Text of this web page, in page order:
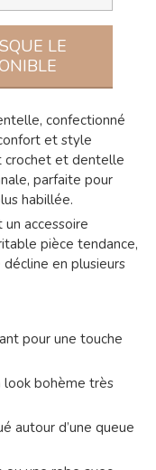
LE
confectionné
et style
crochet et dentelle
parfaite pour
habillée.
accessoire
pièce tendance,
en plusieurs
pour une touche
look bohème très
autour d’une queue